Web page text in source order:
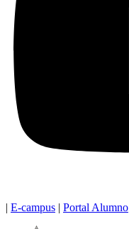
| E-campus | Portal Alumno